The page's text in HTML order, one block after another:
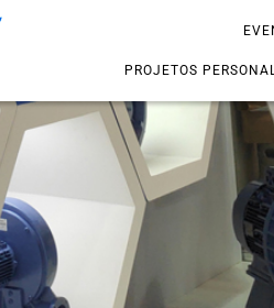
PROJETOS